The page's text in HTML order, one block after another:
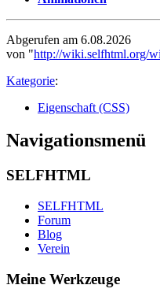
Abgerufen am 6.08.2026
von "http://wiki.selfhtml.org/
Kategorie:
Eigenschaft (CSS)
Navigationsmenü
SELFHTML
SELFHTML
Forum
Blog
Verein
Meine Werkzeuge